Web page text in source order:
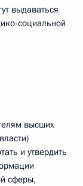
выдаваться
социальной
высших
и утвердить
сферы,